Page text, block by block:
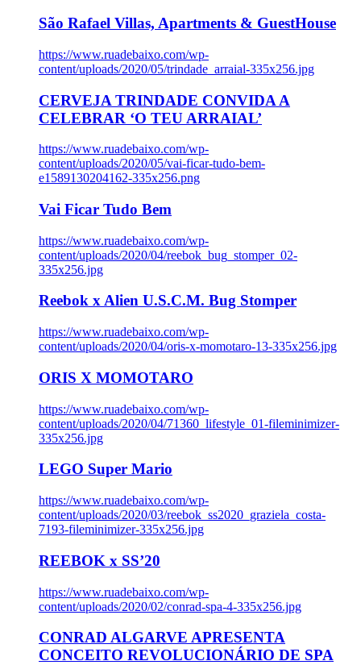
São Rafael Villas, Apartments & GuestHouse
https://www.ruadebaixo.com/wp-
content/uploads/2020/05/trindade_arraial-335x256.jpg
CERVEJA TRINDADE CONVIDA A
CELEBRAR ‘O TEU ARRAIAL’
https://www.ruadebaixo.com/wp-
content/uploads/2020/05/vai-ficar-tudo-bem-
e1589130204162-335x256.png
Vai Ficar Tudo Bem
https://www.ruadebaixo.com/wp-
content/uploads/2020/04/reebok_bug_stomper_02-
335x256.jpg
Reebok x Alien U.S.C.M. Bug Stomper
https://www.ruadebaixo.com/wp-
content/uploads/2020/04/oris-x-momotaro-13-335x256.jpg
ORIS X MOMOTARO
https://www.ruadebaixo.com/wp-
content/uploads/2020/04/71360_lifestyle_01-fileminimizer-
335x256.jpg
LEGO Super Mario
https://www.ruadebaixo.com/wp-
content/uploads/2020/03/reebok_ss2020_graziela_costa-
7193-fileminimizer-335x256.jpg
REEBOK x SS’20
https://www.ruadebaixo.com/wp-
content/uploads/2020/02/conrad-spa-4-335x256.jpg
CONRAD ALGARVE APRESENTA
CONCEITO REVOLUCIONÁRIO DE SPA